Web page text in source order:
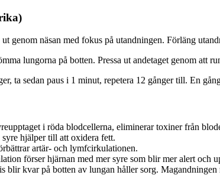
genom näsan med fokus på utandningen. Förläng
lungorna på botten. Pressa ut andetaget genom att
ta sedan paus i 1 minut, repetera 12 gånger till. En
i röda blodcellerna, eliminerar toxiner från
hjälper till att oxidera fett.
artär- och lymfcirkulationen.
förser hjärnan med mer syre som blir mer alert och
blir kvar på botten av lungan håller sorg.